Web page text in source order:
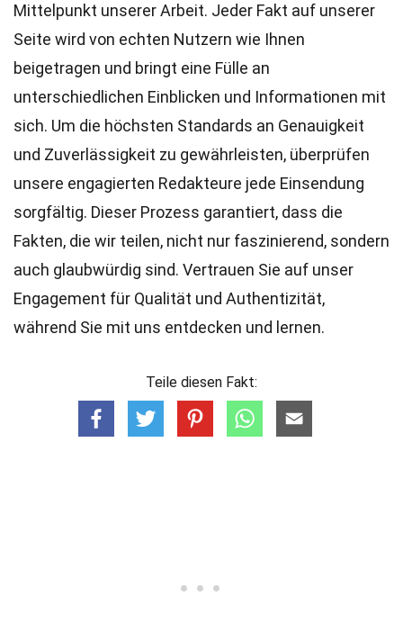
Mittelpunkt unserer Arbeit. Jeder Fakt auf unserer
Seite wird von echten Nutzern wie Ihnen
beigetragen und bringt eine Fülle an
unterschiedlichen Einblicken und Informationen mit
sich. Um die höchsten Standards an Genauigkeit
und Zuverlässigkeit zu gewährleisten, überprüfen
unsere engagierten Redakteure jede Einsendung
sorgfältig. Dieser Prozess garantiert, dass die
Fakten, die wir teilen, nicht nur faszinierend, sondern
auch glaubwürdig sind. Vertrauen Sie auf unser
Engagement für Qualität und Authentizität,
während Sie mit uns entdecken und lernen.
Teile diesen Fakt: